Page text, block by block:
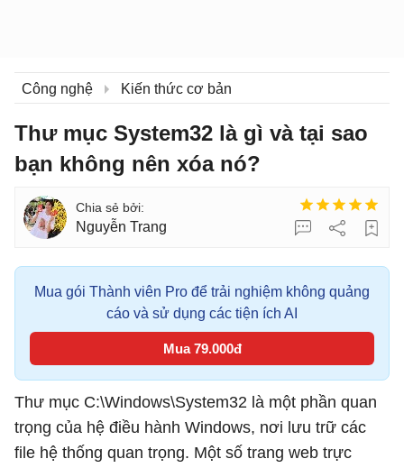
Công nghệ Kiến thức cơ bản
Thư mục System32 là gì và tại sao
bạn không nên xóa nó?
Nguyễn Trang
Mua gói Thành viên Pro để trải nghiệm không quảng
cáo và sử dụng các tiện ích AI
Mua 79.000đ
Thư mục C:\Windows\System32 là một phần quan
trọng của hệ điều hành Windows, nơi lưu trữ các
file hệ thống quan trọng. Một số trang web trực